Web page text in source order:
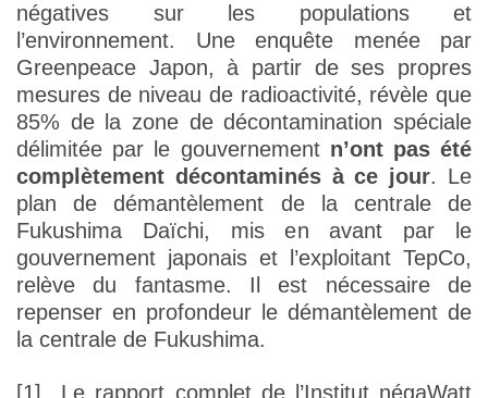
négatives sur les populations et
l’environnement. Une enquête menée par
Greenpeace Japon, à partir de ses propres
mesures de niveau de radioactivité, révèle que
85% de la zone de décontamination spéciale
délimitée par le gouvernement n’ont pas été
complètement décontaminés à ce jour. Le
plan de démantèlement de la centrale de
Fukushima Daïchi, mis en avant par le
gouvernement japonais et l’exploitant TepCo,
relève du fantasme. Il est nécessaire de
repenser en profondeur le démantèlement de
la centrale de Fukushima.
[1] Le rapport complet de l’Institut négaWatt